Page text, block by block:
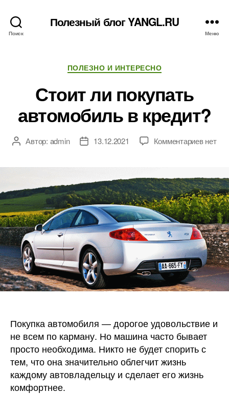
Поиск
Полезный блог YANGL.RU
Меню
Рубрики
ПОЛЕЗНО И ИНТЕРЕСНО
Стоит ли покупать
автомобиль в кредит?
АвторАвтор: admin
Дата13.12.2021 Комментариевк
в
нет
Покупка автомобиля — дорогое удовольствие и
не всем по карману. Но машина часто бывает
просто необходима. Никто не будет спорить с
тем, что она значительно облегчит жизнь
каждому автовладельцу и сделает его жизнь
комфортнее.